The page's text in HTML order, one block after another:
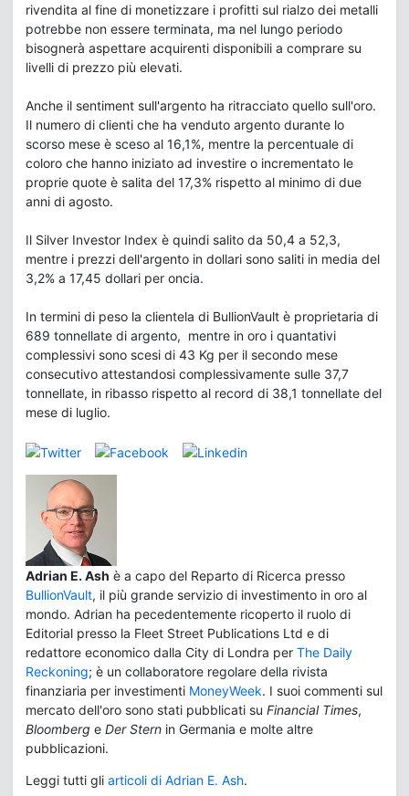
rivendita al fine di monetizzare i profitti sul rialzo dei metalli
potrebbe non essere terminata, ma nel lungo periodo
bisognerà aspettare acquirenti disponibili a comprare su
livelli di prezzo più elevati.
Anche il sentiment sull'argento ha ritracciato quello sull'oro.
Il numero di clienti che ha venduto argento durante lo
scorso mese è sceso al 16,1%, mentre la percentuale di
coloro che hanno iniziato ad investire o incrementato le
proprie quote è salita del 17,3% rispetto al minimo di due
anni di agosto.
Il Silver Investor Index è quindi salito da 50,4 a 52,3,
mentre i prezzi dell'argento in dollari sono saliti in media del
3,2% a 17,45 dollari per oncia.
In termini di peso la clientela di BullionVault è proprietaria di
689 tonnellate di argento, mentre in oro i quantativi
complessivi sono scesi di 43 Kg per il secondo mese
consecutivo attestandosi complessivamente sulle 37,7
tonnellate, in ribasso rispetto al record di 38,1 tonnellate del
mese di luglio.
Adrian E. Ash è a capo del Reparto di Ricerca presso
BullionVault, il più grande servizio di investimento in oro al
mondo. Adrian ha pecedentemente ricoperto il ruolo di
Editorial presso la Fleet Street Publications Ltd e di
redattore economico dalla City di Londra per The Daily
Reckoning; è un collaboratore regolare della rivista
finanziaria per investimenti MoneyWeek. I suoi commenti sul
mercato dell'oro sono stati pubblicati su Financial Times,
Bloomberg e Der Stern in Germania e molte altre
pubblicazioni.
Leggi tutti gli articoli di Adrian E. Ash.